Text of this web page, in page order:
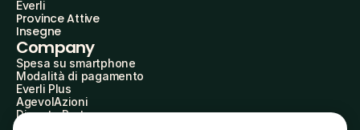
Everli
Province Attive
Insegne
Company
Spesa su smartphone
Modalità di pagamento
Everli Plus
AgevolAzioni
Diventa Partner